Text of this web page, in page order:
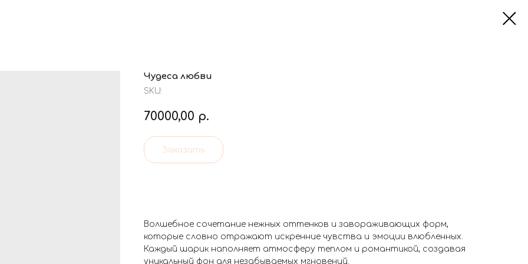
Чудеса любви
SKU:
70000,00 р.
Заказать
Волшебное сочетание нежных оттенков и завораживающих форм,
которые словно отражают искренние чувства и эмоции влюбленных.
Каждый шарик наполняет атмосферу теплом и романтикой, создавая
уникальный фон для незабываемых мгновений.